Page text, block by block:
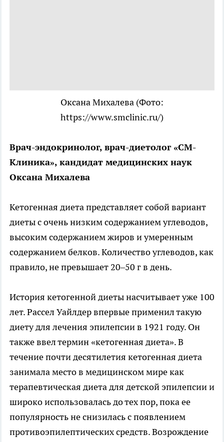
Оксана Михалева (Фото:
https://www.smclinic.ru/)
Врач-эндокринолог, врач-диетолог «СМ-
Клиника», кандидат медицинских наук
Оксана Михалева
Кетогенная диета представляет собой вариант
диеты с очень низким содержанием углеводов,
высоким содержанием жиров и умеренным
содержанием белков. Количество углеводов, как
правило, не превышает 20–50 г в день.
История кетогенной диеты насчитывает уже 100
лет. Рассел Уайлдер впервые применил такую
диету для лечения эпилепсии в 1921 году. Он
также ввел термин «кетогенная диета». В
течение почти десятилетия кетогенная диета
занимала место в медицинском мире как
терапевтическая диета для детской эпилепсии и
широко использовалась до тех пор, пока ее
популярность не снизилась с появлением
противоэпилептических средств. Возрождение